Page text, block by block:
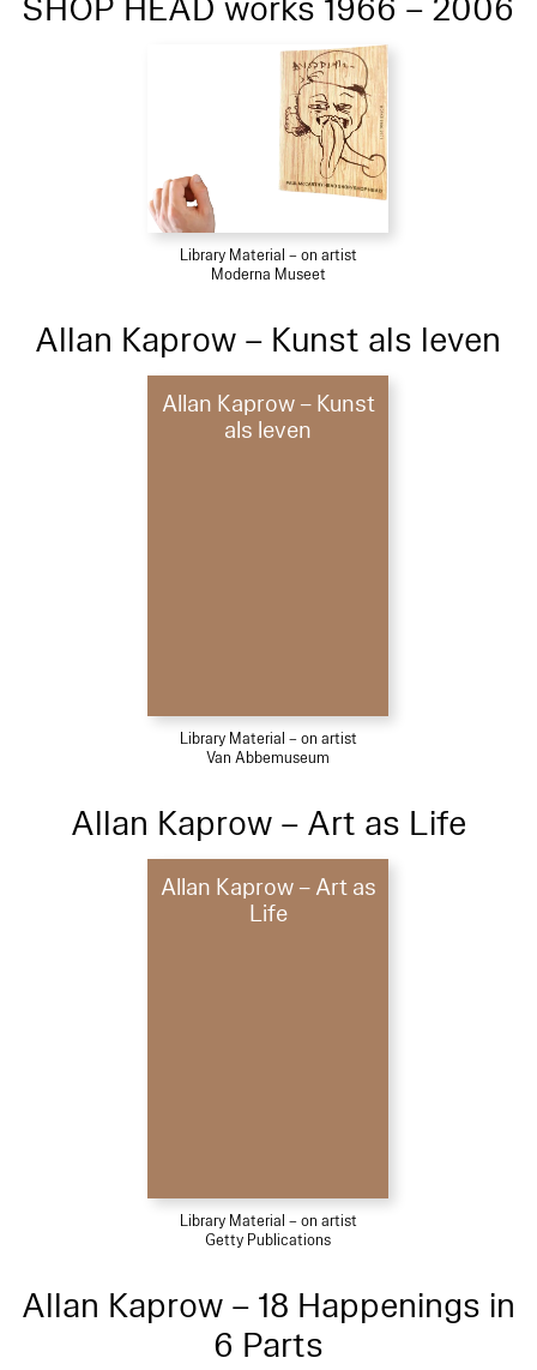
Library Material – on artist
Moderna Museet
Allan Kaprow – Kunst als leven
Allan Kaprow – Kunst
als leven
Library Material – on artist
Van Abbemuseum
Allan Kaprow – Art as Life
Allan Kaprow – Art as
Life
Library Material – on artist
Getty Publications
Allan Kaprow – 18 Happenings in
6 Parts